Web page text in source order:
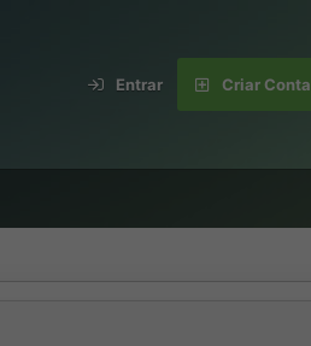
Entrar Criar Conta